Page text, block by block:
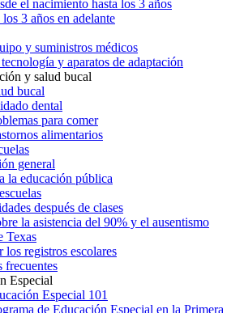
el nacimiento hasta los 3 años
3 años en adelante
y suministros médicos
y aparatos de adaptación
y salud bucal
bucal
dental
para comer
alimentarios
general
la educación pública
después de clases
la asistencia del 90% y el ausentismo
Texas
los registros escolares
frecuentes
Especial
Especial 101
de Educación Especial en la Primera